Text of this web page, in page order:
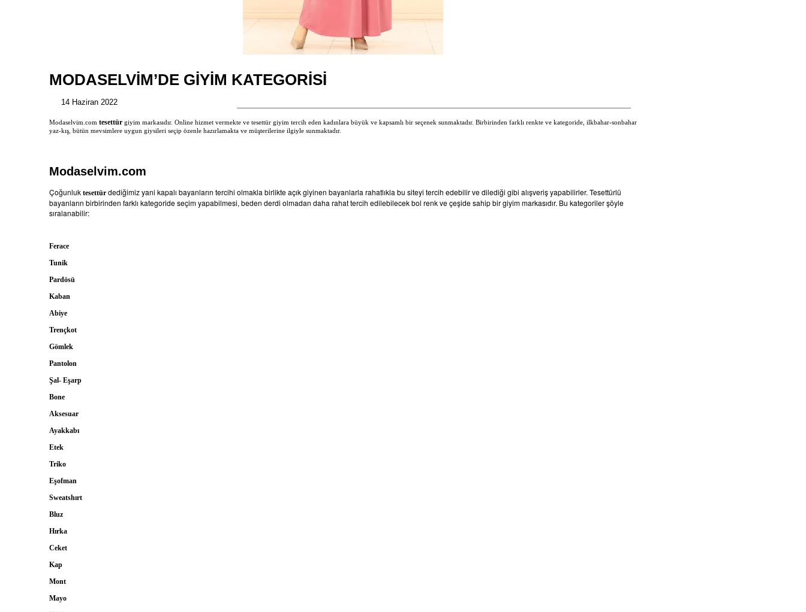
MODASELVIM’DE GIYIM KATEGORISI
14 Haziran 2022
Modaselvim.com tesettür giyim markasıdır. Online hizmet vermekte ve tesettür giyim tercih eden kadınlara büyük ve kapsamlı bir seçenek sunmaktadır. Birbirinden farklı renkte ve kategoride, ilkbahar-sonbahar
yaz-kış, bütün mevsimlere uygun giysileri seçip özenle hazırlamakta ve müşterilerine ilgiyle sunmaktadır.
Modaselvim.com
Çoğunluk tesettür dediğimiz yani kapalı bayanların tercihi olmakla birlikte açık giyinen bayanlarla rahatlıkla bu siteyi tercih edebilir ve dilediği gibi alışveriş yapabilirler. Tesettürlü
bayanların birbirinden farklı kategoride seçim yapabilmesi, beden derdi olmadan daha rahat tercih edilebilecek bol renk ve çeşide sahip bir giyim markasıdır. Bu kategoriler şöyle
sıralanabilir:
Ferace
Tunik
Pardösü
Kaban
Abiye
Trençkot
Gömlek
Pantolon
Şal- Eşarp
Bone
Aksesuar
Ayakkabı
Etek
Triko
Eşofman
Sweatshırt
Bluz
Hırka
Ceket
Kap
Mont
Mayo